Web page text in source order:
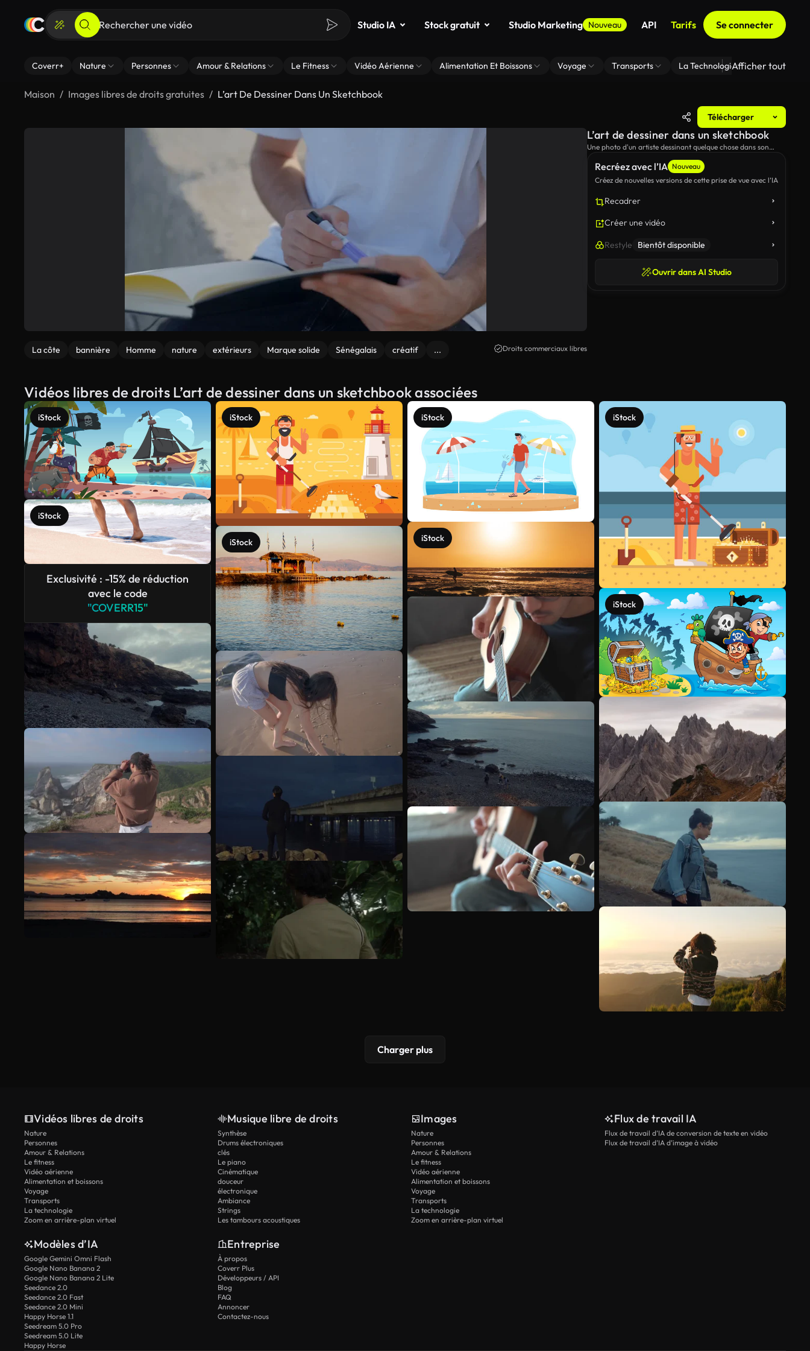
Studio IA Stock gratuit Studio Marketing Nouveau API Tarifs Se connecter
Coverr+ Nature Personnes Amour & Relations Le Fitness Vidéo Aérienne Alimentation Et Boissons Voyage Transports La Technologie Zoom En
Afficher tout
Maison Images libres de droits gratuites L’art De Dessiner Dans Un Sketchbook
Télécharger
La côte bannière Homme nature extérieurs Marque solide Sénégalais créatif ... Droits commerciaux libres
Recréez avec l’IA Nouveau
Créez de nouvelles versions de cette prise de vue avec l’IA
Recadrer
Créer une vidéo
Restyle Bientôt disponible
Ouvrir dans AI Studio
L’art de dessiner dans un sketchbook
Une photo d'un artiste dessinant quelque chose dans son
Vidéos libres de droits L’art de dessiner dans un sketchbook associées
iStock
iStock
Exclusivité : -15% de réduction
avec le code
"COVERR15"
iStock
iStock
iStock
iStock
iStock
iStock
Voir plus
Charger plus
Vidéos libres de droits
Nature
Personnes
Amour & Relations
Le fitness
Vidéo aérienne
Alimentation et boissons
Voyage
Transports
La technologie
Zoom en arrière-plan virtuel
Musique libre de droits
Synthèse
Drums électroniques
clés
Le piano
Cinématique
douceur
électronique
Ambiance
Strings
Les tambours acoustiques
Images
Nature
Personnes
Amour & Relations
Le fitness
Vidéo aérienne
Alimentation et boissons
Voyage
Transports
La technologie
Zoom en arrière-plan virtuel
Flux de travail IA
Flux de travail d’IA de conversion de texte en vidéo
Flux de travail d’IA d’image à vidéo
Modèles d’IA
Google Gemini Omni Flash
Google Nano Banana 2
Google Nano Banana 2 Lite
Seedance 2.0
Seedance 2.0 Fast
Seedance 2.0 Mini
Happy Horse 1.1
Seedream 5.0 Pro
Seedream 5.0 Lite
Happy Horse
Entreprise
À propos
Coverr Plus
Développeurs / API
Blog
FAQ
Annoncer
Contactez-nous